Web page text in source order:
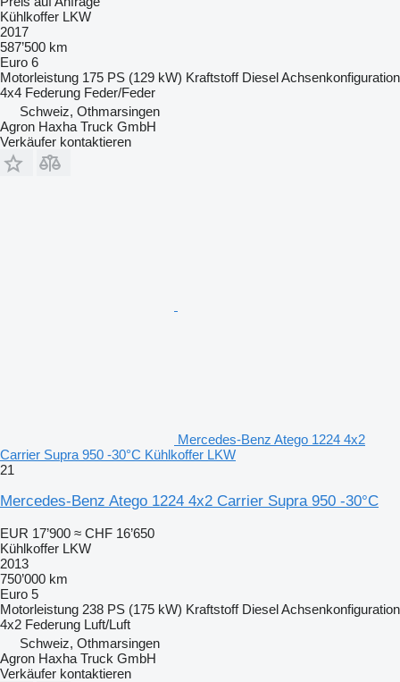
Kühlkoffer LKW
2017
587’500 km
Euro 6
Motorleistung 175 PS (129 kW) Kraftstoff DieselAchsenkonfiguration
4x4 Federung Feder/Feder
Schweiz, Othmarsingen
Agron Haxha Truck GmbH
Verkäufer kontaktieren
Mercedes-Benz Atego 1224 4x2
Carrier Supra 950 -30°C Kühlkoffer LKW
21
Mercedes-Benz Atego 1224 4x2 Carrier Supra 950 -30°C
EUR 17’900 ≈ CHF 16’650
Kühlkoffer LKW
2013
750’000 km
Euro 5
Motorleistung 238 PS (175 kW) Kraftstoff DieselAchsenkonfiguration
4x2 Federung Luft/Luft
Schweiz, Othmarsingen
Agron Haxha Truck GmbH
Verkäufer kontaktieren